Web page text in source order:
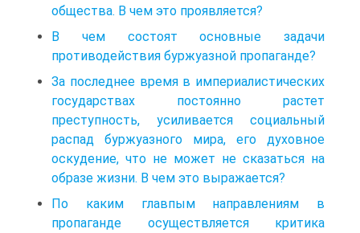
общества. В чем это проявляется?
В чем состоят основные задачи
противодействия буржуазной пропаганде?
За последнее время в империалистических
государствах постоянно растет
преступность, усиливается социальный
распад буржуазного мира, его духовное
оскудение, что не может не сказаться на
образе жизни. В чем это выражается?
По каким главпым направлениям в
пропаганде осуществляется критика